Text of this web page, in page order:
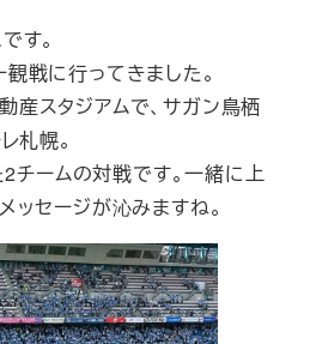
す。
戦に行ってきました。
産スタジアムで、サガン鳥栖
札幌。
チームの対戦です。一緒に上
ッセージが沁みますね。